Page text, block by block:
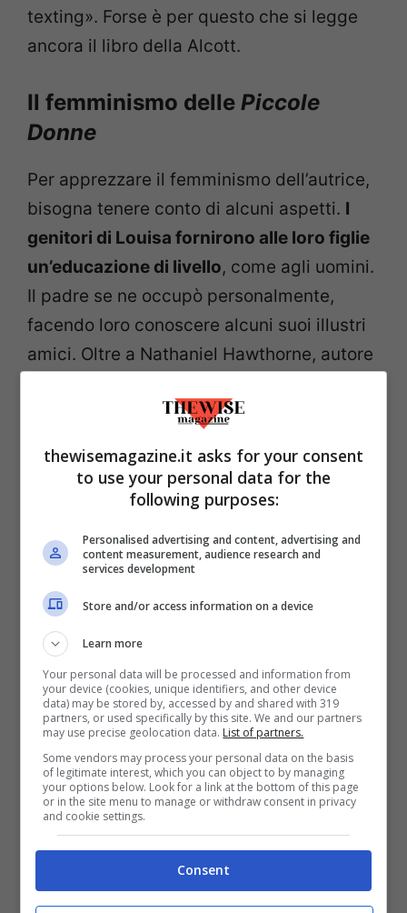
texting». Forse è per questo che si legge
ancora il libro della Alcott.
Il femminismo delle Piccole
Donne
Per apprezzare il femminismo dell’autrice,
bisogna tenere conto di alcuni aspetti. I
genitori di Louisa fornirono alle loro figlie
un’educazione di livello, come agli uomini.
Il padre se ne occupò personalmente,
facendo loro conoscere alcuni suoi illustri
amici. Oltre a Nathaniel Hawthorne, autore
importanti esempi d’indipendenza
giornalista Margaret Fuller e la
poetessa Julia Ward Howe, entrambe
diritti delle donne. Altro esempio per lei fu
sua madre Abigail, impegnata a sua volta
nel movimento suffragista, come lo sarà
lei.
Le quattro piccole donne, interpretate da Annes Elwy,
thewisemagazine.it asks for your consent
to use your personal data for the
following purposes:
Personalised advertising and content, advertising and
content measurement, audience research and
services development
Store and/or access information on a device
Learn more
Your personal data will be processed and information from
your device (cookies, unique identifiers, and other device
data) may be stored by, accessed by and shared with 319
partners, or used specifically by this site. We and our partners
may use precise geolocation data. List of partners.
Some vendors may process your personal data on the basis
of legitimate interest, which you can object to by managing
your options below. Look for a link at the bottom of this page
or in the site menu to manage or withdraw consent in privacy
and cookie settings.
Consent